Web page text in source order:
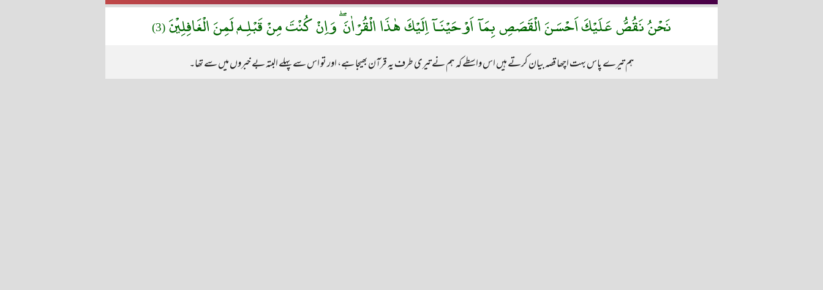
نَحْنُ نَقُصُّ عَلَيْكَ اَحْسَنَ الْقَصَصِ بِمَآ اَوْحَيْنَـآ اِلَيْكَ هٰذَا الْقُرْاٰنَ ۖ وَاِنْ كُنْتَ مِنْ قَبْلِـهٖ لَمِنَ الْغَافِلِيْنَ (3)
ہم تیرے پاس بہت اچھا قصہ بیان کرتے ہیں اس واسطے کہ ہم نے تیری طرف یہ قرآن بھیجا ہے، اور تو اس سے پہلے البتہ بے خبروں میں سے تھا۔